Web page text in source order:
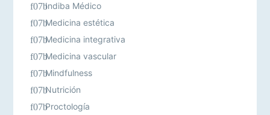
Indiba Médico
Medicina estética
Medicina integrativa
Medicina vascular
Mindfulness
Nutrición
Proctología